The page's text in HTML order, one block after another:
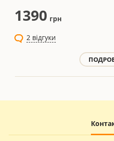
1390 грн
2 відгуки